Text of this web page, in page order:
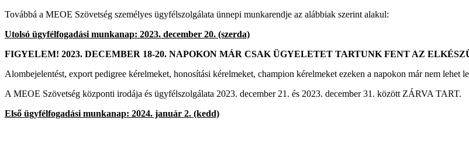
Továbbá a MEOE Szövetség személyes ügyfélszolgálata ünnepi munkarendje az alábbiak szerint alakul:
Utolsó ügyfélfogadási munkanap: 2023. december 20. (szerda)
FIGYELEM! 2023. DECEMBER 18-20. NAPOKON MÁR CSAK ÜGYELETET TARTUNK FENT AZ
Alombejelentést, export pedigree kérelmeket, honosítási kérelmeket, champion kérelmeket ezeken a napokon már nem lehet
A MEOE Szövetség központi irodája és ügyfélszolgálata 2023. december 21. és 2023. december 31. között ZÁRVA TART.
Első ügyfélfogadási munkanap: 2024. január 2. (kedd)